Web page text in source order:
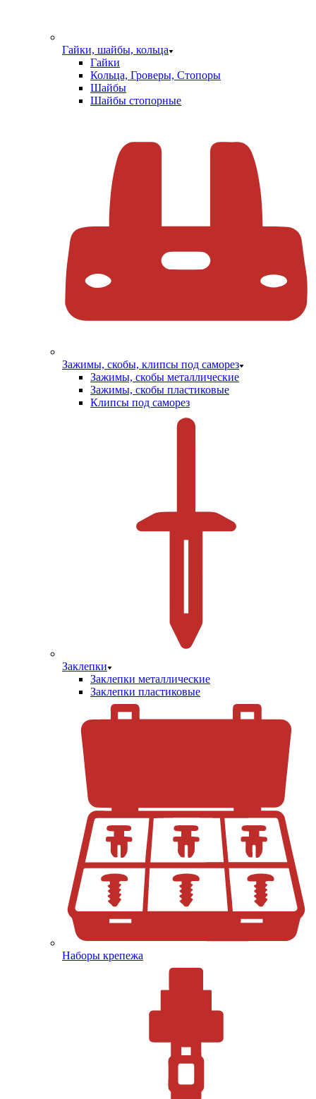
Гайки, шайбы, кольца
Гайки
Кольца, Гроверы, Стопоры
Шайбы
Шайбы стопорные
Зажимы, скобы, клипсы под саморез
Зажимы, скобы металлические
Зажимы, скобы пластиковые
Клипсы под саморез
Заклепки
Заклепки металлические
Заклепки пластиковые
Наборы крепежа